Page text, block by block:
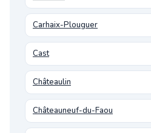
Carhaix-Plouguer
Cast
Châteaulin
Châteauneuf-du-Faou